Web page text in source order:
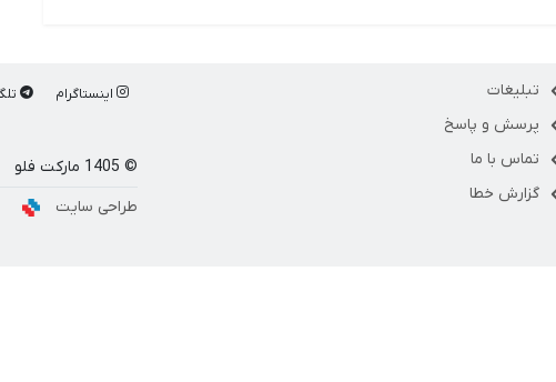
تبلیغات
پرسش و پاسخ
تماس با ما
گزارش خطا
اینستاگرام
© 1405 مارکت فلو
طراحی سایت